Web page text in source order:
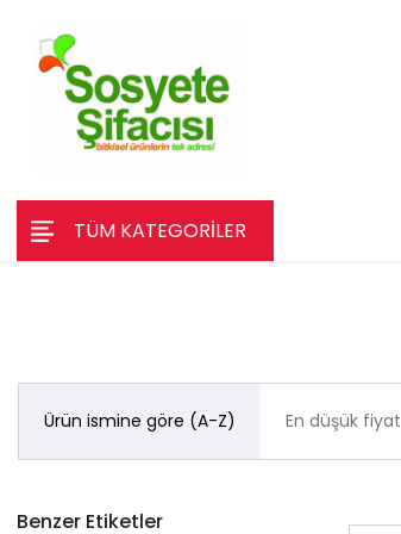
TÜM KATEGORİLER
Ürün ismine göre (A-Z) En düşük fiyat
Benzer Etiketler